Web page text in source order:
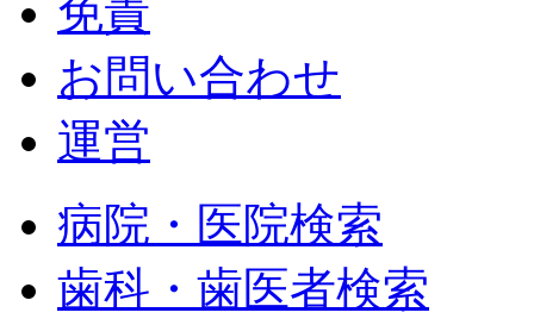
免責
お問い合わせ
運営
病院・医院検索
歯科・歯医者検索